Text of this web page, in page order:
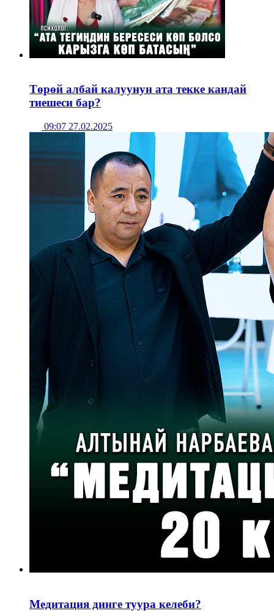
Төрөй албай калуунун ата текке кандай
тиешеси бар?
09:07 27.02.2025
Медитация динге туура келеби?